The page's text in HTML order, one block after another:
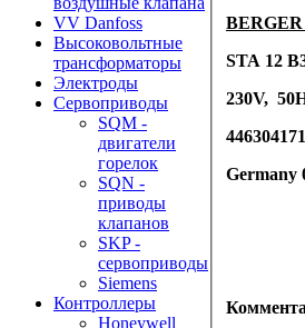
VV Danfoss
Высоковольтные
трансформаторы
Электроды
Сервоприводы
SQM -
двигатели
горелок
SQN -
приводы
клапанов
SKP -
сервоприводы
Siemens
Контроллеры
Honeywell
STA 12
230V,
Germany